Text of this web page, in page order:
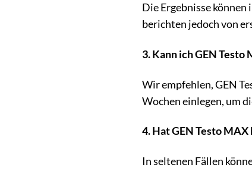
Die Ergebnisse
berichten jedoch von
3. Kann ich GEN
Wir empfehlen, GEN
Wochen einlegen, um
4. Hat GEN Testo
In seltenen Fällen